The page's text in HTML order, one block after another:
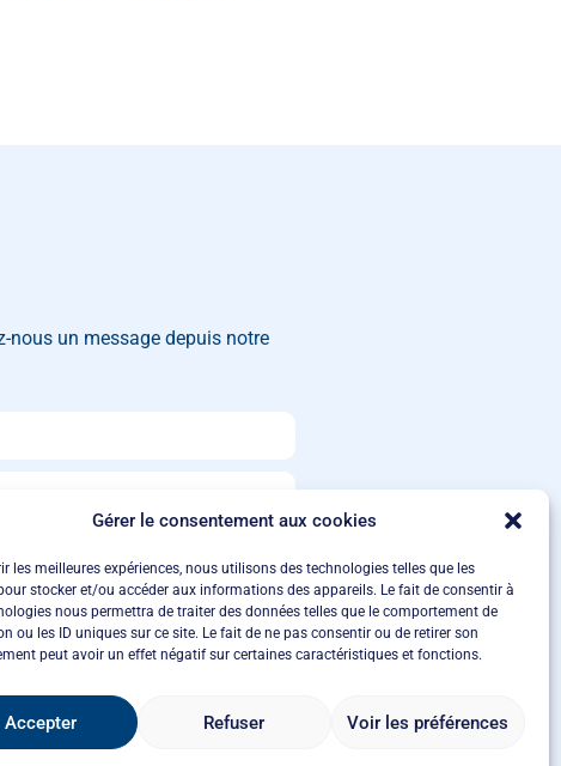
Gérer le consentement aux cookies
les meilleures expériences, nous utilisons des technologies telles que les
stocker et/ou accéder aux informations des appareils. Le fait de consentir à
nous permettra de traiter des données telles que le comportement de
ou les ID uniques sur ce site. Le fait de ne pas consentir ou de retirer son
peut avoir un effet négatif sur certaines caractéristiques et fonctions.
Accepter Refuser Voir les préférences
nous un message depuis notre
Appelez-moi